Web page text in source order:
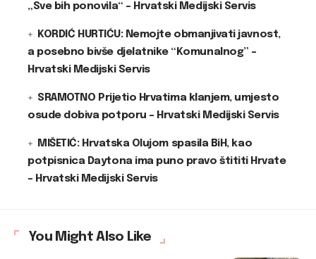
„Sve bih ponovila“ – Hrvatski Medijski Servis
KORDIĆ HURTIĆU: Nemojte obmanjivati javnost,
a posebno bivše djelatnike “Komunalnog” –
Hrvatski Medijski Servis
SRAMOTNO Prijetio Hrvatima klanjem, umjesto
osude dobiva potporu – Hrvatski Medijski Servis
MIŠETIĆ: Hrvatska Olujom spasila BiH, kao
potpisnica Daytona ima puno pravo štititi Hrvate
– Hrvatski Medijski Servis
You Might Also Like